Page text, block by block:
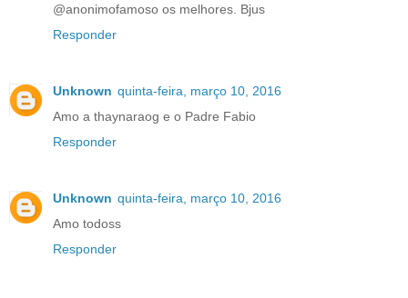
@anonimofamoso os melhores. Bjus
Responder
Unknown quinta-feira, março 10, 2016
Amo a thaynaraog e o Padre Fabio
Responder
Unknown quinta-feira, março 10, 2016
Amo todoss
Responder